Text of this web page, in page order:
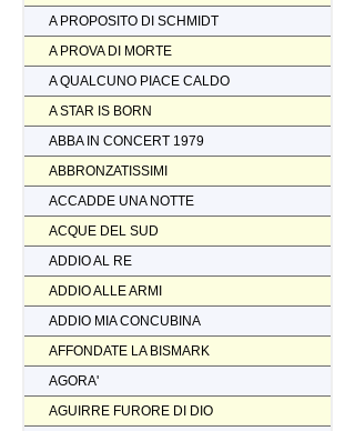
A PROPOSITO DI SCHMIDT
A PROVA DI MORTE
A QUALCUNO PIACE CALDO
A STAR IS BORN
ABBA IN CONCERT 1979
ABBRONZATISSIMI
ACCADDE UNA NOTTE
ACQUE DEL SUD
ADDIO AL RE
ADDIO ALLE ARMI
ADDIO MIA CONCUBINA
AFFONDATE LA BISMARK
AGORA'
AGUIRRE FURORE DI DIO